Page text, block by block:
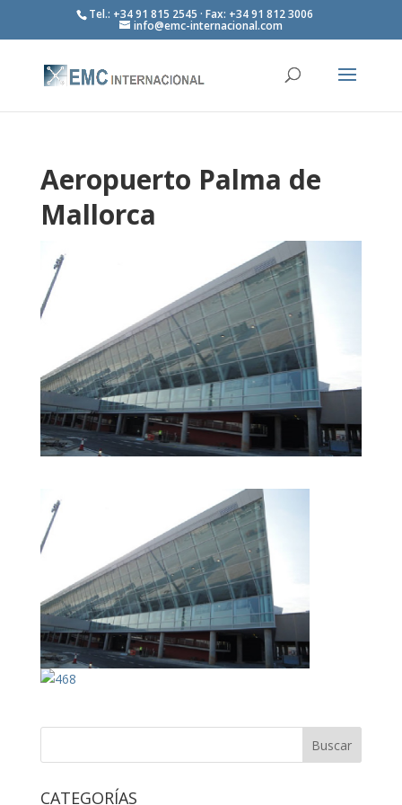
Tel.: +34 91 815 2545 · Fax: +34 91 812 3006
info@emc-internacional.com
Aeropuerto Palma de
Mallorca
CATEGORÍAS